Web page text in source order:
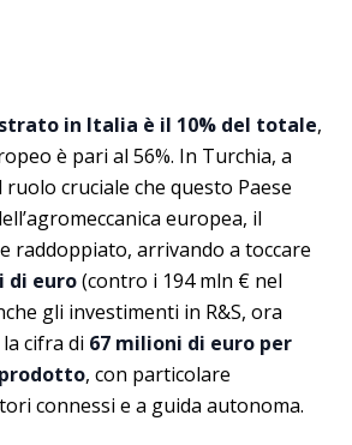
in Italia è il 10% del totale,
è pari al 56%. In Turchia, a
cruciale che questo Paese
europea, il
raddoppiato, arrivando a toccare
di euro(contro i 194 mln € nel
gli investimenti in R&S, ora
cifra di 67 milioni di euro per
, con particolare
connessi e a guida autonoma.